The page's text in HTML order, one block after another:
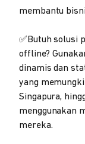
membantu
✅Butuh solusi
offline?
dinamis dan
yang
Singapura,
menggunakan
mereka.